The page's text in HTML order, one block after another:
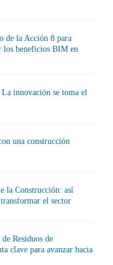
de la Acción 8 para
beneficios BIM en
innovación se toma el
una construcción
la Construcción: así
el sector
Residuos de
clave para avanzar hacia